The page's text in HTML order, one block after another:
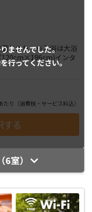
ませんでした。
行ってください。
面台あり ※入浴は大浴
120cm×196cm)インタ
たり （消費税・サービス料込）
室）